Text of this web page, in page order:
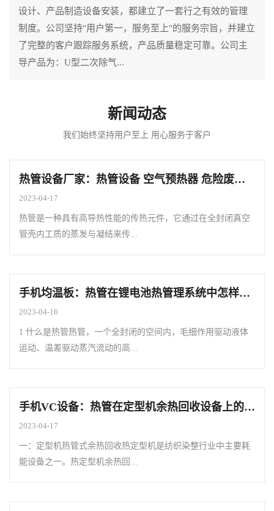
设计、产品制造设备安装，都建立了一套行之有效的管理
制度。公司坚持"用户第一，服务至上"的服务宗旨，并建立
了完整的客户跟踪服务系统，产品质量稳定可靠。公司主
导产品为：U型二次除气...
新闻动态
我们始终坚持用户至上 用心服务于客户
热管设备厂家：热管设备 空气预热器 危险废物焚烧系统应用
2023-04-17
热管是一种具有高导热性能的传热元件，它通过在全封闭真空
管壳内工质的蒸发与凝结来传...
手机均温板：热管在锂电池热管理系统中怎样使用
2023-04-16
1 什么是热管热管，一个全封闭的空间内，毛细作用驱动液体
运动、温差驱动蒸汽流动的高...
手机VC设备：热管在定型机余热回收设备上的利用
2023-04-17
一：定型机热管式余热回收热定型机是纺织染整行业中主要耗
能设备之一。热定型机余热回...